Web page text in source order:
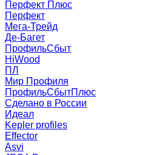
Перфект Плюс
Перфект
Мега-Трейд
Де-Багет
ПрофильСбыт
HiWood
ПЛ
Мир Профиля
ПрофильСбытПлюс
Сделано в России
Идеал
Kepler profiles
Effector
Asvi